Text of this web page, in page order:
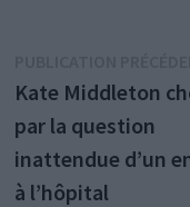
de
l’article
Kate Middleton
par la question
inattendue d’un
à l’hôpital